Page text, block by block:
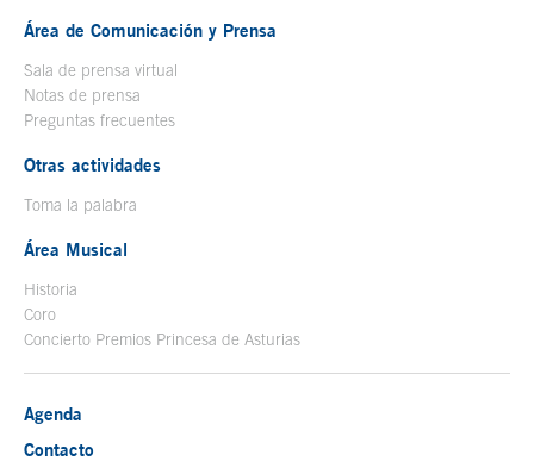
Área de Comunicación y Prensa
Sala de prensa virtual
Notas de prensa
Preguntas frecuentes
Otras actividades
Toma la palabra
Área Musical
Historia
Coro
Concierto Premios Princesa de Asturias
Agenda
Contacto